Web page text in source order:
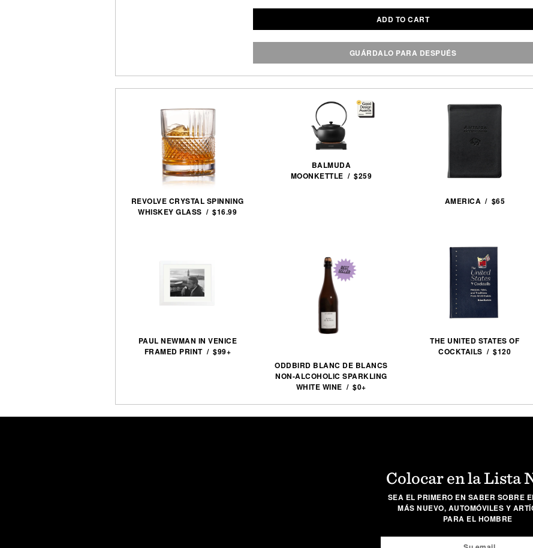
ADD TO CART
GUÁRDALO PARA DESPUÉS
REVOLVE CRYSTAL SPINNING
WHISKEY GLASS / $16.99
BALMUDA
MOONKETTLE / $259
AMERICA / $65
PAUL NEWMAN IN VENICE
FRAMED PRINT / $99+
ODDBIRD BLANC DE BLANCS
NON-ALCOHOLIC SPARKLING
WHITE WINE / $0+
THE UNITED STATES OF
COCKTAILS / $120
Colocar en la Lista
SEA EL PRIMERO EN SABER SOBRE
MÁS NUEVO, AUTOMÓVILES Y
PARA EL HOMBRE